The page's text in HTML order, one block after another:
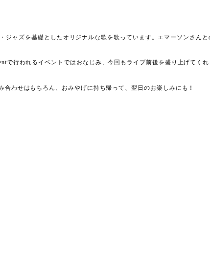
ャズを基礎としたオリジナルな歌を歌っています。エマーソンさんと
で行われるイベントではおなじみ、今回もライブ前後を盛り上げてくれ
わせはもちろん、おみやげに持ち帰って、翌日のお楽しみにも！